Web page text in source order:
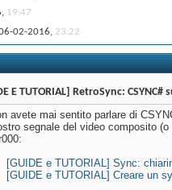
19:47
02-2016, 23:22
E TUTORIAL] RetroSync: CSYNC#
avete mai sentito parlare di
segnale del video composito
[GUIDE e TUTORIAL] Sync:
[GUIDE e TUTORIAL] Creare un